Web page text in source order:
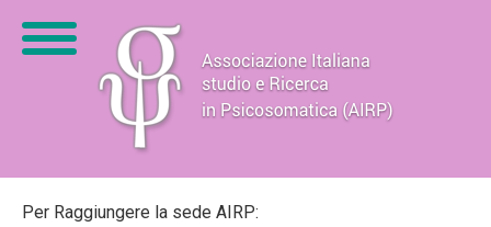
Per Raggiungere la sede AIRP: